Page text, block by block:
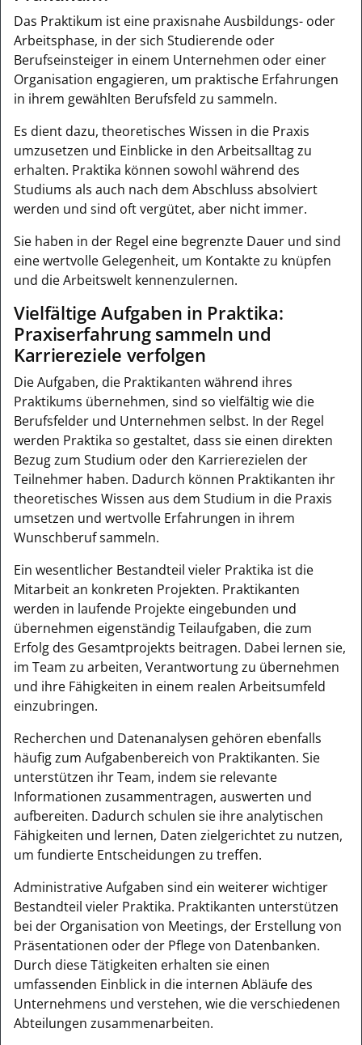
Das Praktikum ist eine praxisnahe Ausbildungs- oder
Arbeitsphase, in der sich Studierende oder
Berufseinsteiger in einem Unternehmen oder einer
Organisation engagieren, um praktische Erfahrungen
in ihrem gewählten Berufsfeld zu sammeln.
Es dient dazu, theoretisches Wissen in die Praxis
umzusetzen und Einblicke in den Arbeitsalltag zu
erhalten. Praktika können sowohl während des
Studiums als auch nach dem Abschluss absolviert
werden und sind oft vergütet, aber nicht immer.
Sie haben in der Regel eine begrenzte Dauer und sind
eine wertvolle Gelegenheit, um Kontakte zu knüpfen
und die Arbeitswelt kennenzulernen.
Vielfältige Aufgaben in Praktika:
Praxiserfahrung sammeln und
Karriereziele verfolgen
Die Aufgaben, die Praktikanten während ihres
Praktikums übernehmen, sind so vielfältig wie die
Berufsfelder und Unternehmen selbst. In der Regel
werden Praktika so gestaltet, dass sie einen direkten
Bezug zum Studium oder den Karrierezielen der
Teilnehmer haben. Dadurch können Praktikanten ihr
theoretisches Wissen aus dem Studium in die Praxis
umsetzen und wertvolle Erfahrungen in ihrem
Wunschberuf sammeln.
Ein wesentlicher Bestandteil vieler Praktika ist die
Mitarbeit an konkreten Projekten. Praktikanten
werden in laufende Projekte eingebunden und
übernehmen eigenständig Teilaufgaben, die zum
Erfolg des Gesamtprojekts beitragen. Dabei lernen sie,
im Team zu arbeiten, Verantwortung zu übernehmen
und ihre Fähigkeiten in einem realen Arbeitsumfeld
einzubringen.
Recherchen und Datenanalysen gehören ebenfalls
häufig zum Aufgabenbereich von Praktikanten. Sie
unterstützen ihr Team, indem sie relevante
Informationen zusammentragen, auswerten und
aufbereiten. Dadurch schulen sie ihre analytischen
Fähigkeiten und lernen, Daten zielgerichtet zu nutzen,
um fundierte Entscheidungen zu treffen.
Administrative Aufgaben sind ein weiterer wichtiger
Bestandteil vieler Praktika. Praktikanten unterstützen
bei der Organisation von Meetings, der Erstellung von
Präsentationen oder der Pflege von Datenbanken.
Durch diese Tätigkeiten erhalten sie einen
umfassenden Einblick in die internen Abläufe des
Unternehmens und verstehen, wie die verschiedenen
Abteilungen zusammenarbeiten.